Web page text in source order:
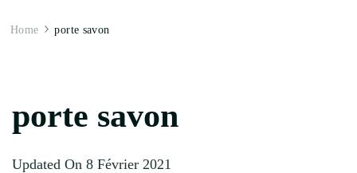
Home porte savon
porte savon
Updated On 8 Février 2021